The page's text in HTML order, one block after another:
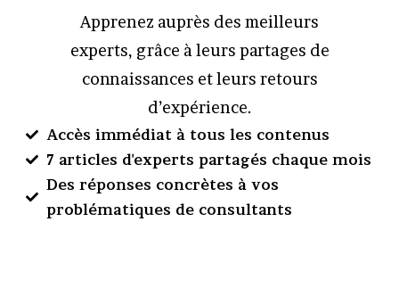
Apprenez auprès des meilleurs
experts, grâce à leurs partages de
connaissances et leurs retours
d’expérience.
Accès immédiat à tous les contenus
7 articles d'experts partagés chaque mois
Des réponses concrètes à vos
problématiques de consultants